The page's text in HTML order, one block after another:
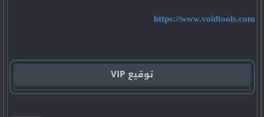
https://www.voidtools.com
توقيع VIP